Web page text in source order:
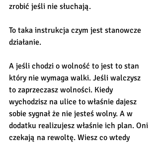
zrobić jeśli nie słuchają.
To taka instrukcja czym jest stanowcze
działanie.
A jeśli chodzi o wolność to jest to stan
który nie wymaga walki. Jeśli walczysz
to zaprzeczasz wolności. Kiedy
wychodzisz na ulice to właśnie dajesz
sobie sygnał że nie jesteś wolny. A w
dodatku realizujesz właśnie ich plan. Oni
czekają na rewoltę. Wiesz co wtedy